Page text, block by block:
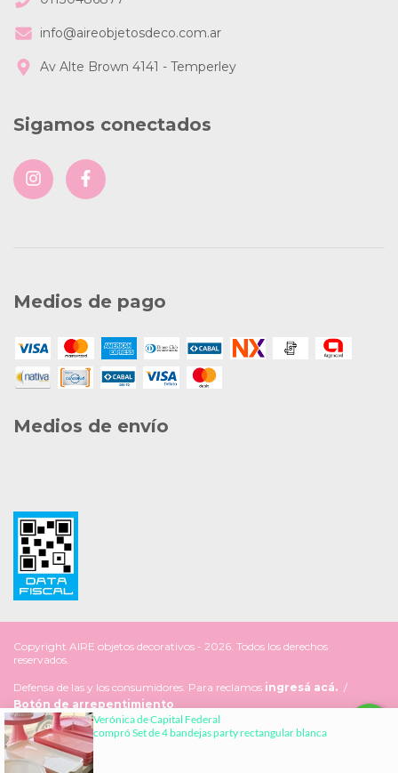
info@aireobjetosdeco.com.ar
Av Alte Brown 4141 - Temperley
Sigamos conectados
Medios de pago
Medios de envío
Copyright AIRE objetos decorativos - 2026. Todos los derechos
reservados.
Defensa de las y los consumidores. Para reclamos ingresá acá. /
Botón de arrepentimiento